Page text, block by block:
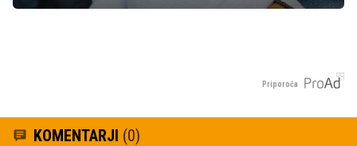
Priporoča
KOMENTARJI (0)